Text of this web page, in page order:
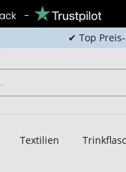
✔ Top
Textilien